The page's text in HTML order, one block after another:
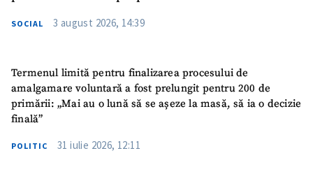
SOCIAL 3 august 2026, 14:39
Termenul limită pentru finalizarea procesului de
amalgamare voluntară a fost prelungit pentru 200 de
primării: „Mai au o lună să se așeze la masă, să ia o decizie
finală”
POLITIC 31 iulie 2026, 12:11